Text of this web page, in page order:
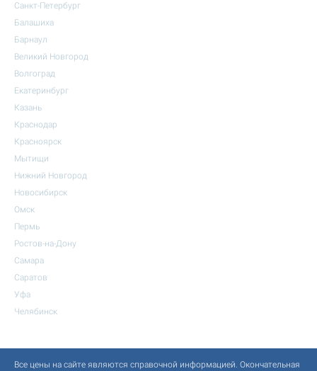
Санкт-Петербург
Балашиха
Барнаул
Великий Новгород
Волгоград
Екатеринбург
Казань
Краснодар
Красноярск
Мытищи
Нижний Новгород
Новосибирск
Омск
Пермь
Ростов-на-Дону
Самара
Саратов
Уфа
Челябинск
Все цены на сайте являются справочной информацией. Окончательная